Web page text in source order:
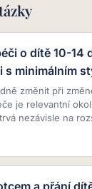
o dítě 10-14
s minimálním
změnit při
je relevantní
nezávisle na
a přání